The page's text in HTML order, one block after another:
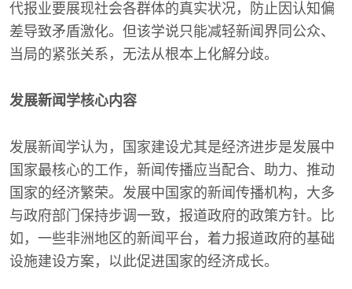
代报业要展现社会各群体的真实状况，防止因认知偏
差导致矛盾激化。但该学说只能减轻新闻界同公众、
当局的紧张关系，无法从根本上化解分歧。
发展新闻学核心内容
发展新闻学认为，国家建设尤其是经济进步是发展中
国家最核心的工作，新闻传播应当配合、助力、推动
国家的经济繁荣。发展中国家的新闻传播机构，大多
与政府部门保持步调一致，报道政府的政策方针。比
如，一些非洲地区的新闻平台，着力报道政府的基础
设施建设方案，以此促进国家的经济成长。